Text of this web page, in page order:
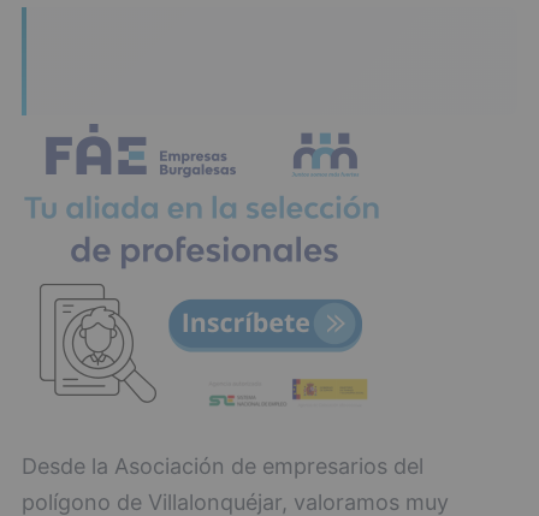
Desde la Asociación de empresarios del
polígono de Villalonquéjar, valoramos muy